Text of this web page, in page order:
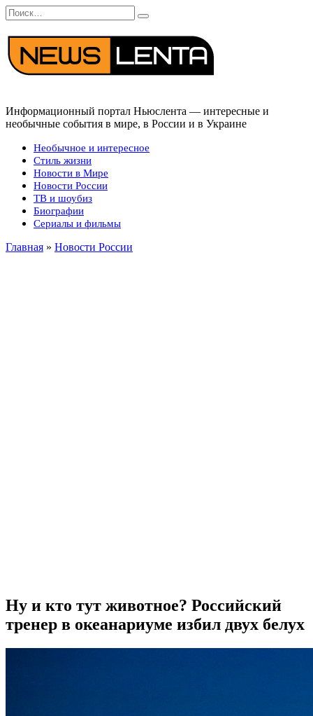
Перейти
к
содержанию
Search
for:
Информационный портал Ньюслента — интересные и
необычные события в мире, в России и в Украине
Необычное и интересное
Стиль жизни
Новости в Мире
Новости России
ТВ и шоубиз
Биографии
Сериалы и фильмы
Главная » Новости России
Ну и кто тут животное? Российский
тренер в океанариуме избил двух белух